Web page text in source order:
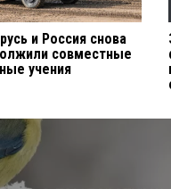
и Россия снова
совместные
учения